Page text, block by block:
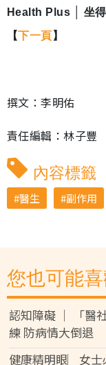
Health Plus │ 坐
【下一頁 】
撰文：李明佑
責任編輯：林子豐
內容標籤
醫生 副作用
您也可能
認知障礙 │ 「醫
練 防病情大倒退
健康精明眼︳女